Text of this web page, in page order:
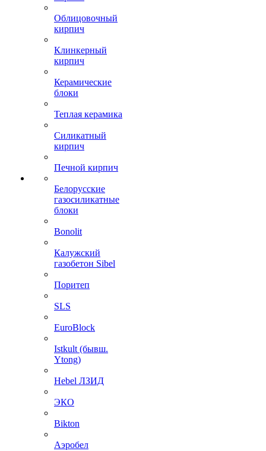
Облицовочный
кирпич
Клинкерный
кирпич
Керамические
блоки
Теплая керамика
Силикатный
кирпич
Печной кирпич
Белорусские
газосиликатные
блоки
Bonolit
Калужский
газобетон Sibel
Поритеп
SLS
EuroBlock
Istkult (бывш.
Ytong)
Hebel ЛЗИД
ЭКО
Bikton
Аэробел